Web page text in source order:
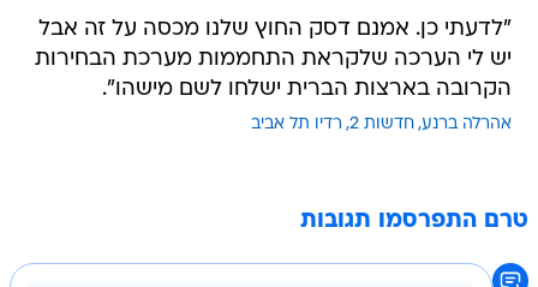
"לדעתי כן. אמנם דסק החוץ שלנו מכסה על זה אבל
יש לי הערכה שלקראת התחממות מערכת הבחירות
הקרובה בארצות הברית ישלחו לשם מישהו".
אהרלה ברנע חדשות 2 רדיו תל אביב
טרם התפרסמו תגובות